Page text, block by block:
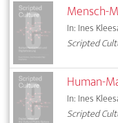
Mensch-
In: Ines
Scripted
Human-
In: Ines
Scripted